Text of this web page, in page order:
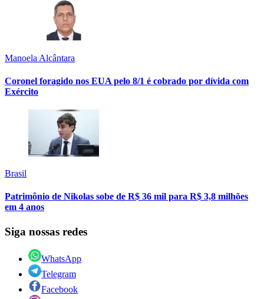
Manoela Alcântara
Coronel foragido nos EUA pelo 8/1 é cobrado por dívida com
Exército
Brasil
Patrimônio de Nikolas sobe de R$ 36 mil para R$ 3,8 milhões
em 4 anos
Siga nossas redes
WhatsApp
Telegram
Facebook